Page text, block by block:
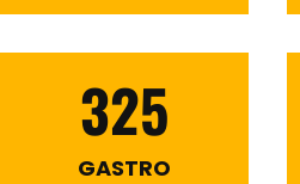
325
GASTRO